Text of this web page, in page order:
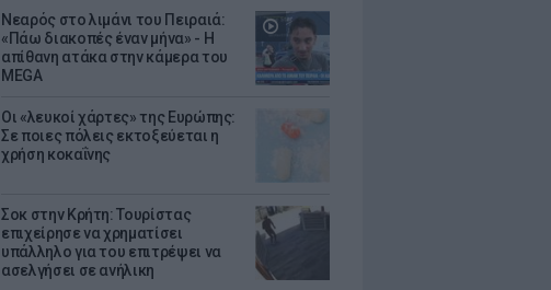
Νεαρός στο λιμάνι του Πειραιά:
«Πάω διακοπές έναν μήνα» - Η
απίθανη ατάκα στην κάμερα του
MEGA
Οι «λευκοί χάρτες» της Ευρώπης:
Σε ποιες πόλεις εκτοξεύεται η
χρήση κοκαΐνης
Σοκ στην Κρήτη: Τουρίστας
επιχείρησε να χρηματίσει
υπάλληλο για του επιτρέψει να
ασελγήσει σε ανήλικη